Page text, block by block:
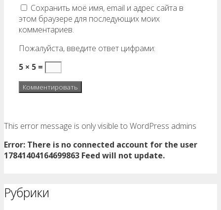
Сохранить моё имя, email и адрес сайта в
этом браузере для последующих моих
комментариев.
Пожалуйста, введите ответ цифрами:
5 × 5 =
This error message is only visible to WordPress admins
Error: There is no connected account for the user
17841404164699863 Feed will not update.
Рубрики